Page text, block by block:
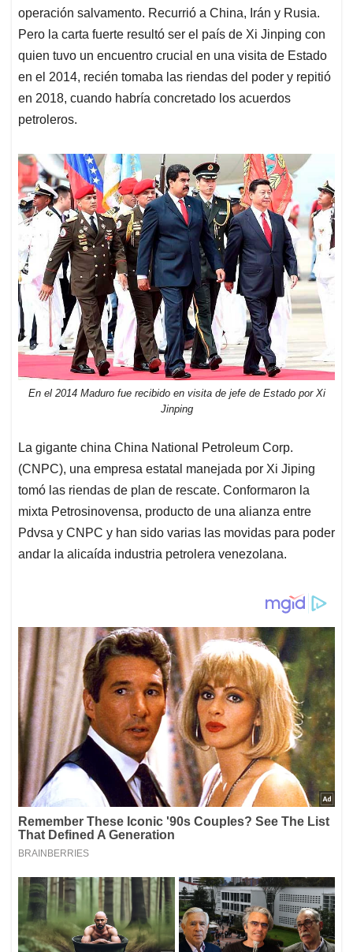
operación salvamento. Recurrió a China, Irán y Rusia.
Pero la carta fuerte resultó ser el país de Xi Jinping con
quien tuvo un encuentro crucial en una visita de Estado
en el 2014, recién tomaba las riendas del poder y repitió
en 2018, cuando habría concretado los acuerdos
petroleros.
En el 2014 Maduro fue recibido en visita de jefe de Estado por Xi
Jinping
La gigante china China National Petroleum Corp.
(CNPC), una empresa estatal manejada por Xi Jiping
tomó las riendas de plan de rescate. Conformaron la
mixta Petrosinovensa, producto de una alianza entre
Pdvsa y CNPC y han sido varias las movidas para poder
andar la alicaída industria petrolera venezolana.